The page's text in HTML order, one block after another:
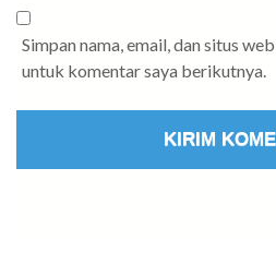
Simpan nama, email, dan situs
untuk komentar saya berikutnya.